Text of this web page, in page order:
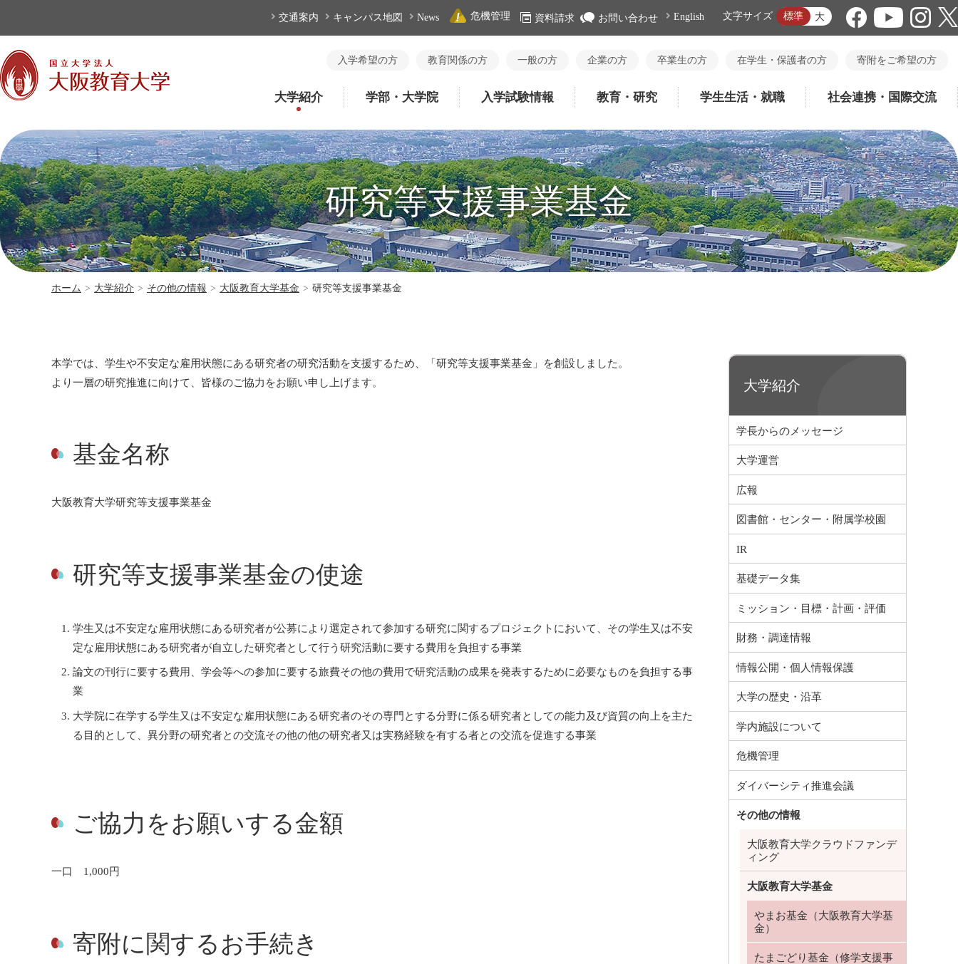
交通案内 キャンパス地図 News 危機管理 資料請求 お問い合わせ English 文字サイズ 標準 大
入学希望の方 教育関係の方 一般の方 企業の方 卒業生の方 在学生・保護者の方 寄附をご希望の方
大学紹介 学部・大学院 入学試験情報 教育・研究 学生生活・就職 社会連携・国際交流
研究等支援事業基金
ホーム > 大学紹介 > その他の情報 > 大阪教育大学基金 > 研究等支援事業基金
本学では、学生や不安定な雇用状態にある研究者の研究活動を支援するため、「研究等支援事業基金」を創設しました。
より一層の研究推進に向けて、皆様のご協力をお願い申し上げます。
基金名称
大阪教育大学研究等支援事業基金
研究等支援事業基金の使途
学生又は不安定な雇用状態にある研究者が公募により選定されて参加する研究に関するプロジェクトにおいて、その学生又は不安
定な雇用状態にある研究者が自立した研究者として行う研究活動に要する費用を負担する事業
論文の刊行に要する費用、学会等への参加に要する旅費その他の費用で研究活動の成果を発表するために必要なものを負担する事
業
大学院に在学する学生又は不安定な雇用状態にある研究者のその専門とする分野に係る研究者としての能力及び資質の向上を主た
る目的として、異分野の研究者との交流その他の他の研究者又は実務経験を有する者との交流を促進する事業
ご協力をお願いする金額
一口 1,000円
寄附に関するお手続き
大学紹介
学長からのメッセージ
大学運営
広報
図書館・センター・附属学校園
IR
基礎データ集
ミッション・目標・計画・評価
財務・調達情報
情報公開・個人情報保護
大学の歴史・沿革
学内施設について
危機管理
ダイバーシティ推進会議
その他の情報
大阪教育大学クラウドファンデ
ィング
大阪教育大学基金
やまお基金（大阪教育大学基
金）
たまごどり基金（修学支援事